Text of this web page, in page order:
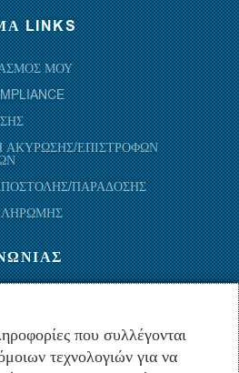
LINKS
ΜΟΥ
ΑΚΥΡΩΣΗΣ/ΕΠΙΣΤΡΟΦΩΝ
ΠΑΡΑΔΟΣΗΣ
5154659,+30.210-5147842
που συλλέγονται
τεχνολογιών για να